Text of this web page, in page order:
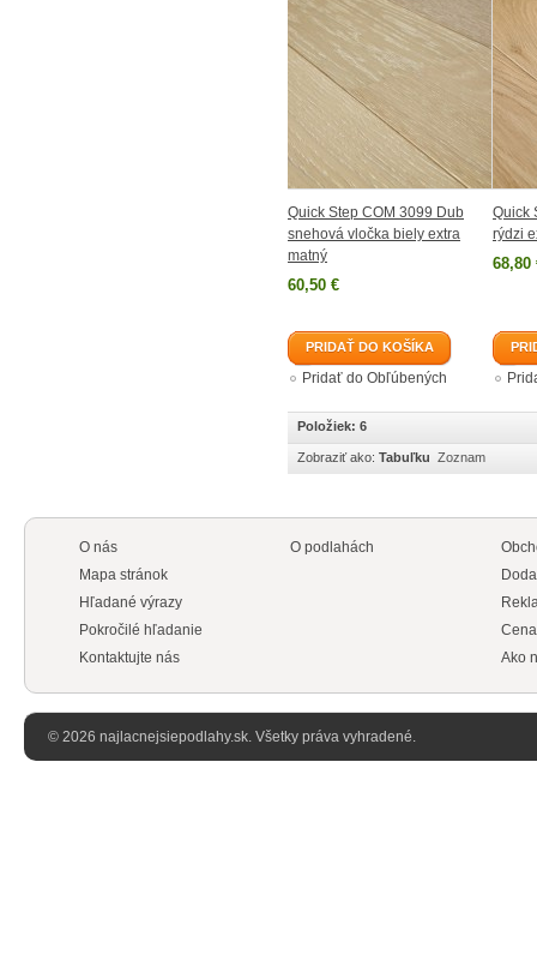
Quick Step COM 3099 Dub
snehová vločka biely extra
matný
60,50 €
PRIDAŤ DO KOŠÍKA
Pridať do Obľúbených
Quick
rýdzi
68,80
Položiek: 6
Zobraziť ako: Tabuľku Zoznam
O nás
Mapa stránok
Hľadané výrazy
Pokročilé hľadanie
Kontaktujte nás
O podlahách
Ako
© 2026 najlacnejsiepodlahy.sk. Všetky práva vyhradené.